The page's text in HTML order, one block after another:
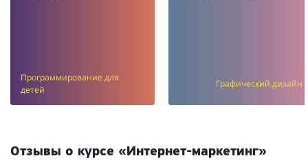
Программирование для
детей
Графический дизайн
Отзывы о курсе «Интернет-маркетинг»